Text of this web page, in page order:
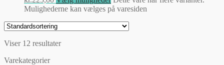
Mulighederne kan vælges på varesiden
Viser 12 resultater
Varekategorier